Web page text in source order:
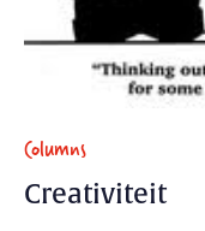
Columns
Creativiteit